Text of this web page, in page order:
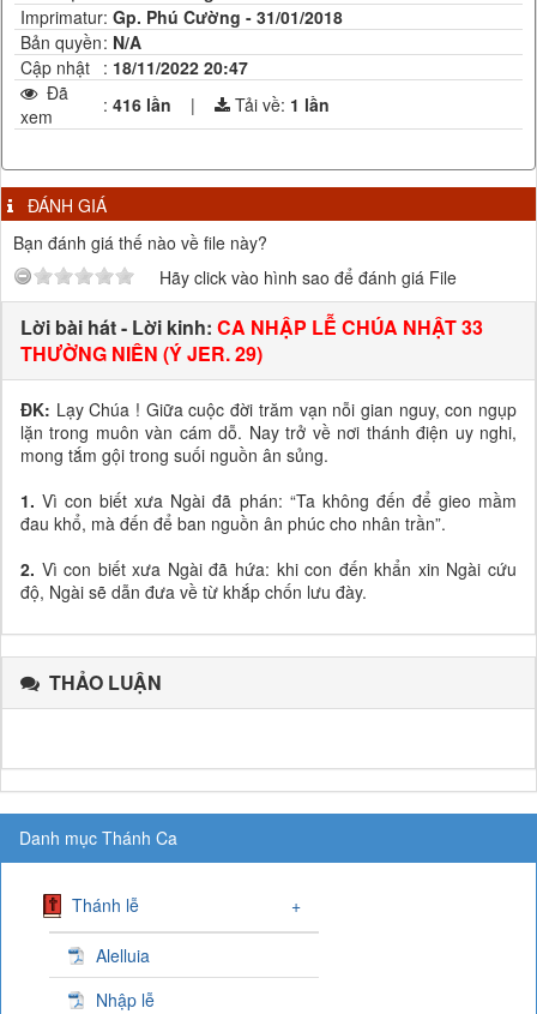
Imprimatur: Gp. Phú Cường - 31/01/2018
Bản quyền: N/A
Cập nhật : 18/11/2022 20:47
Đã
xem
: 416 lần | Tải về: 1 lần
ĐÁNH GIÁ
Bạn đánh giá thế nào về file này?
Hãy click vào hình sao để đánh giá File
Lời bài hát - Lời kinh: CA NHẬP LỄ CHÚA NHẬT 33
THƯỜNG NIÊN (Ý JER. 29)
ĐK: Lạy Chúa ! Giữa cuộc đời trăm vạn nỗi gian nguy, con ngụp
lặn trong muôn vàn cám dỗ. Nay trở về nơi thánh điện uy nghi,
mong tắm gội trong suối nguồn ân sủng.
1.Vì con biết xưa Ngài đã phán: “Ta không đến để gieo mầm
đau khổ, mà đến để ban nguồn ân phúc cho nhân trần”.
2. Vì con biết xưa Ngài đã hứa: khi con đến khẩn xin Ngài cứu
độ, Ngài sẽ dẫn đưa về từ khắp chốn lưu đày.
THẢO LUẬN
Danh mục Thánh Ca
Thánh lễ +
Alelluia
Nhập lễ